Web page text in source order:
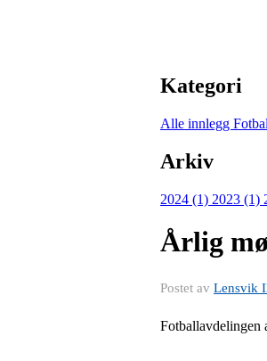
Kategori
Alle innlegg
Arkiv
2024 (1) 2023 (1)
Årlig
Postet av Lensvik
Fotballavdelingen